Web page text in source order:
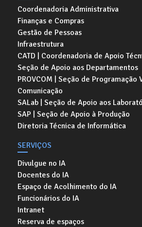
Coordenadoria Administrativa
Finanças e Compras
Gestão de Pessoas
Infraestrutura
CATD | Coordenadoria de Apoio
Seção de Apoio aos Departamentos
PROVCOM | Seção de Programação
Comunicação
SALab | Seção de Apoio aos
SAP | Seção de Apoio à Produção
Diretoria Técnica de Informática
SERVIÇOS
Divulgue no IA
Docentes do IA
Espaço de Acolhimento do IA
Funcionários do IA
Intranet
Reserva de espaços